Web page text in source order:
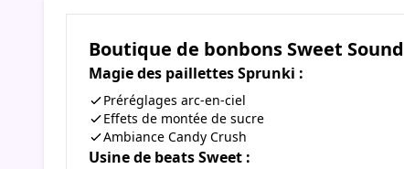
Boutique de bonbons Sweet Sound
Magie des paillettes Sprunki :
Préréglages arc-en-ciel
Effets de montée de sucre
Ambiance Candy Crush
Usine de beats Sweet :